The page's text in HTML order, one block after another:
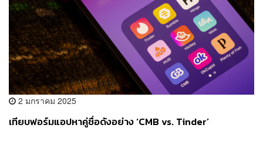
2 มกราคม 2025
เทียบฟอร์มแอปหาคู่ชื่อดังอย่าง ‘CMB vs. Tinder’